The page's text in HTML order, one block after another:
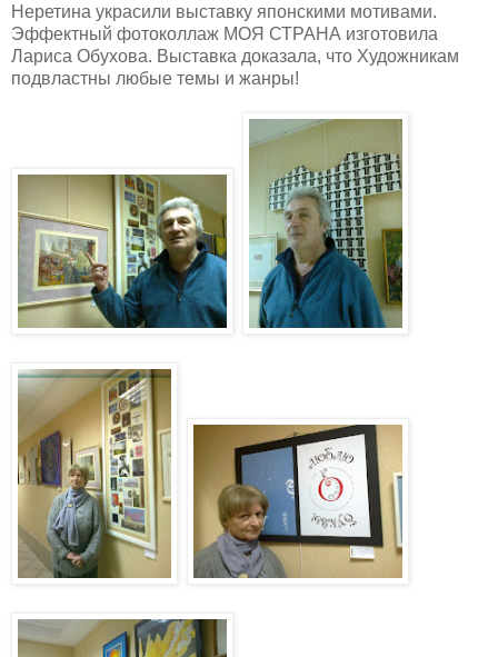
Неретина украсили выставку японскими мотивами.
Эффектный фотоколлаж МОЯ СТРАНА изготовила
Лариса Обухова. Выставка доказала, что Художникам
подвластны любые темы и жанры!